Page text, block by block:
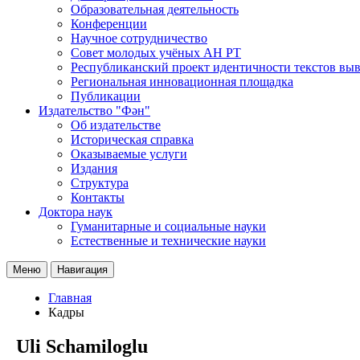
Образовательная деятельность
Конференции
Научное сотрудничество
Совет молодых учёных АН РТ
Республиканский проект идентичности текстов
Региональная инновационная площадка
Публикации
Издательство "Фән"
Об издательстве
Историческая справка
Оказываемые услуги
Издания
Структура
Контакты
Доктора наук
Гуманитарные и социальные науки
Естественные и технические науки
Меню Навигация
Главная
Кадры
Uli Schamiloglu